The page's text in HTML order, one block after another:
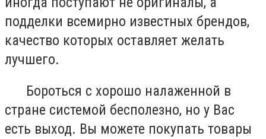
подделки всемирно известных брендов,
качество которых оставляет желать
лучшего.
Бороться с хорошо налаженной в
стране системой бесполезно, но у Вас
есть выход. Вы можете покупать товары